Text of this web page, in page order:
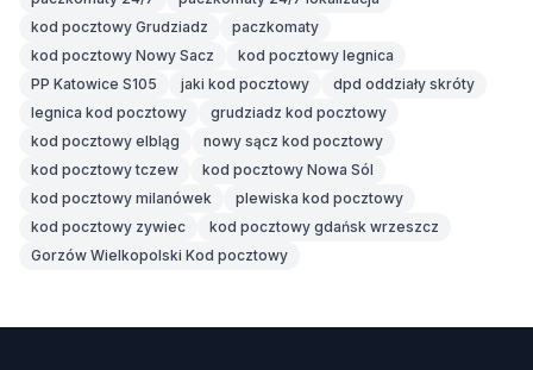
kod pocztowy Grudziadz
paczkomaty
kod pocztowy Nowy Sacz
kod pocztowy legnica
PP Katowice S105
jaki kod pocztowy
dpd oddziały skróty
legnica kod pocztowy
grudziadz kod pocztowy
kod pocztowy elbląg
nowy sącz kod pocztowy
kod pocztowy tczew
kod pocztowy Nowa Sól
kod pocztowy milanówek
plewiska kod pocztowy
kod pocztowy zywiec
kod pocztowy gdańsk wrzeszcz
Gorzów Wielkopolski Kod pocztowy